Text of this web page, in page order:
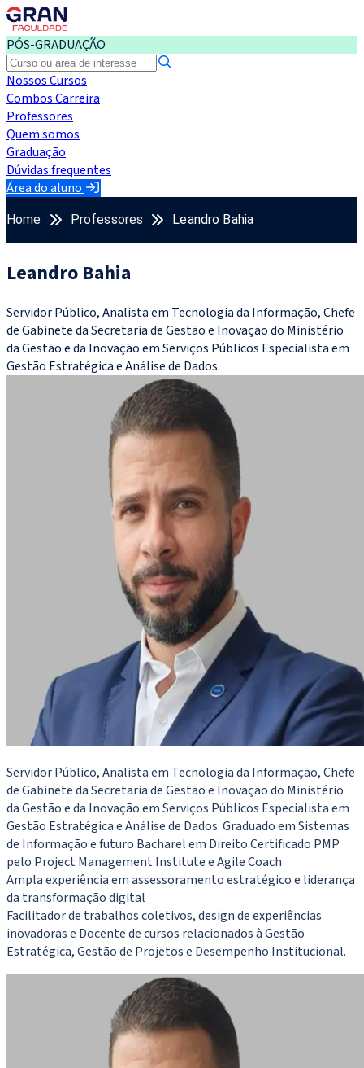
PÓS-GRADUAÇÃO
Nossos Cursos
Combos Carreira
Professores
Quem somos
Graduação
Dúvidas frequentes
Área do aluno
Home Professores Leandro Bahia
Leandro Bahia
Servidor Público, Analista em Tecnologia da Informação, Chefe
de Gabinete da Secretaria de Gestão e Inovação do Ministério
da Gestão e da Inovação em Serviços Públicos Especialista em
Gestão Estratégica e Análise de Dados.
Servidor Público, Analista em Tecnologia da Informação, Chefe
de Gabinete da Secretaria de Gestão e Inovação do Ministério
da Gestão e da Inovação em Serviços Públicos Especialista em
Gestão Estratégica e Análise de Dados. Graduado em Sistemas
de Informação e futuro Bacharel em Direito.Certificado PMP
pelo Project Management Institute e Agile Coach
Ampla experiência em assessoramento estratégico e liderança
da transformação digital
Facilitador de trabalhos coletivos, design de experiências
inovadoras e Docente de cursos relacionados à Gestão
Estratégica, Gestão de Projetos e Desempenho Institucional.